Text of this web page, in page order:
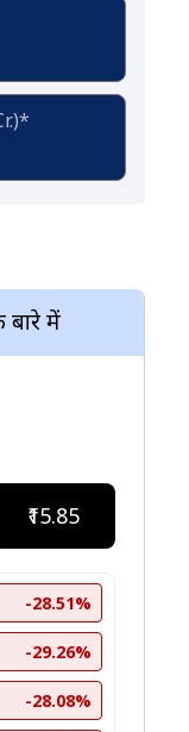
में
₹15.85
-28.51%
-29.26%
-28.08%